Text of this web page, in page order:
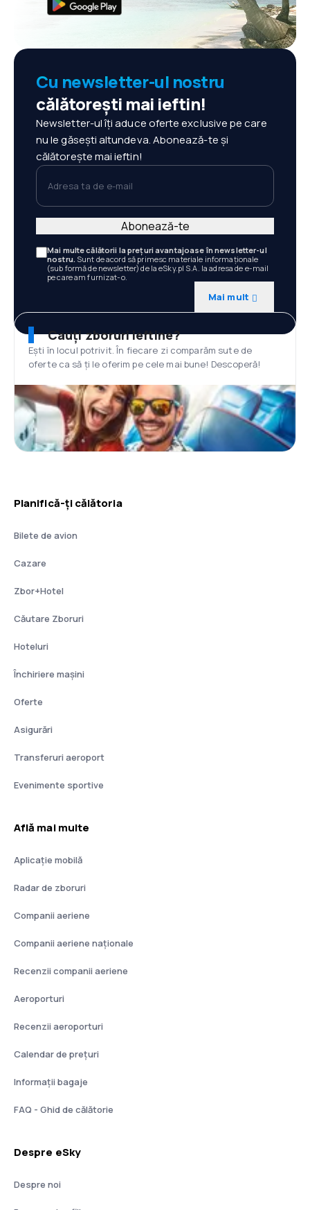
Cu newsletter-ul nostru
călătorești mai ieftin!
Newsletter-ul îți aduce oferte exclusive pe care
nu le găsești altundeva. Abonează-te și
călătorește mai ieftin!
Adresa ta de e-mail
Mai multe călătorii la prețuri avantajoase în newsletter-ul
nostru. Sunt de acord să primesc materiale informaționale
(sub formă de newsletter) de la eSky.pl S.A. la adresa de e-mail
pe care am furnizat-o.
Mai mult
Abonează-te
Cauți zboruri ieftine?
Ești în locul potrivit. În fiecare zi comparăm sute de
oferte ca să ți le oferim pe cele mai bune! Descoperă!
Planifică-ți călătoria
Bilete de avion
Cazare
Zbor+Hotel
Căutare Zboruri
Hoteluri
Închiriere mașini
Oferte
Asigurări
Transferuri aeroport
Evenimente sportive
Află mai multe
Aplicație mobilă
Radar de zboruri
Companii aeriene
Companii aeriene naţionale
Recenzii companii aeriene
Aeroporturi
Recenzii aeroporturi
Calendar de prețuri
Informații bagaje
FAQ - Ghid de călătorie
Despre eSky
Despre noi